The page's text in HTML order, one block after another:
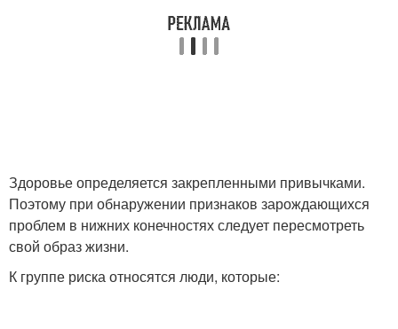
Здоровье определяется закрепленными привычками.
Поэтому при обнаружении признаков зарождающихся
проблем в нижних конечностях следует пересмотреть
свой образ жизни.
К группе риска относятся люди, которые: